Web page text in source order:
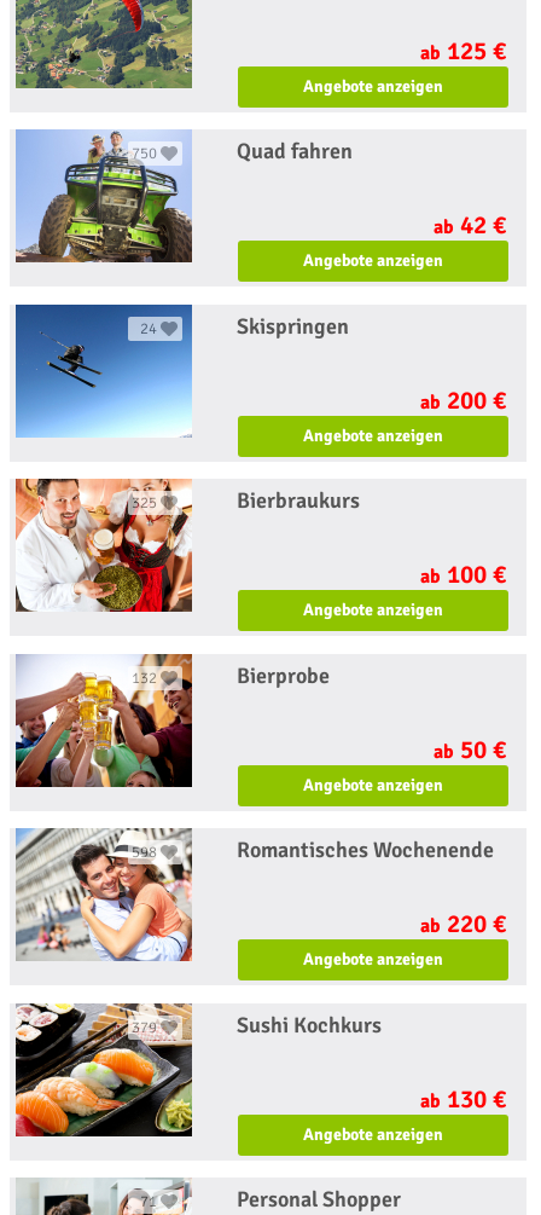
ab 125 €
Angebote anzeigen
750 Quad fahren
ab 42 €
Angebote anzeigen
24 Skispringen
ab 200 €
Angebote anzeigen
325 Bierbraukurs
ab 100 €
Angebote anzeigen
132 Bierprobe
ab 50 €
Angebote anzeigen
598 Romantisches Wochenende
ab 220 €
Angebote anzeigen
379 Sushi Kochkurs
ab 130 €
Angebote anzeigen
71 Personal Shopper